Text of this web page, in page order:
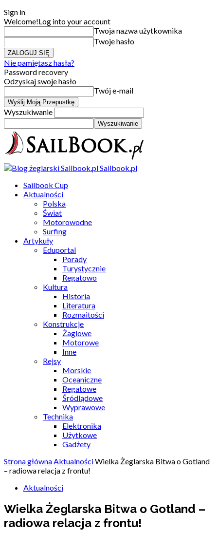
Sign in
Welcome!Log into your account
Twoja nazwa użytkownika
Twoje hasło
Nie pamiętasz hasła?
Password recovery
Odzyskaj swoje hasło
Twój e-mail
Wyszukiwanie
Sailbook.pl
Sailbook Cup
Aktualności
Polska
Świat
Motorowodne
Surfing
Artykuły
Eduportal
Porady
Turystycznie
Regatowo
Kultura
Historia
Literatura
Rozmaitości
Konstrukcje
Żaglowe
Motorowe
Inne
Rejsy
Morskie
Oceaniczne
Regatowe
Śródlądowe
Wyprawowe
Technika
Elektronika
Użytkowe
Gadżety
Strona głównaAktualnościWielka Żeglarska Bitwa o Gotland
– radiowa relacja z frontu!
Aktualności
Wielka Żeglarska Bitwa o Gotland –
radiowa relacja z frontu!